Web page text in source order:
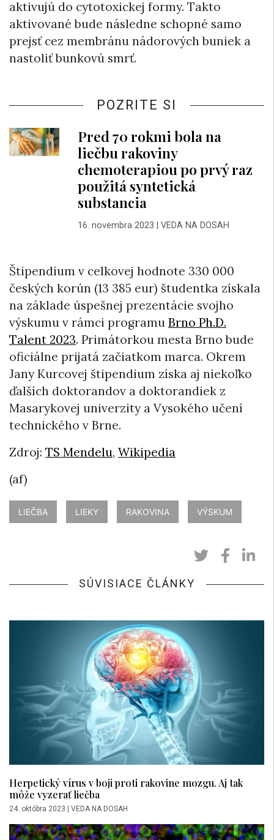
aktivujú do cytotoxickej formy. Takto
aktivované bude následne schopné samo
prejsť cez membránu nádorových buniek a
nastoliť bunkovú smrť.
POZRITE SI
Pred 70 rokmi bola na
liečbu rakoviny
chemoterapiou po prvý raz
použitá syntetická
substancia
16. novembra 2023 VEDA NA DOSAH
Štipendium v celkovej hodnote 330 000
českých korún (13 385 eur) študentka získala
na základe úspešnej prezentácie svojho
výskumu v rámci programu Brno Ph.D.
Talent 2023. Primátorkou mesta Brno bude
oficiálne prijatá začiatkom marca. Okrem
Jany Kurcovej štipendium získa aj niekoľko
ďalších doktorandov a doktorandiek z
Masarykovej univerzity a Vysokého učení
technického v Brne.
Zdroj: TS Mendelu, Wikipedia
(af)
LIEČBA LIEKY RAKOVINA VÝSKUM
SÚVISIACE ČLÁNKY
Herpetický vírus v boji proti rakovine mozgu. Aj tak
môže vyzerať liečba
24. októbra 2023 VEDA NA DOSAH